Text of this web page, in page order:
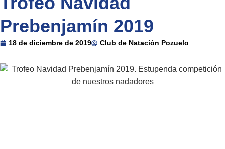
Prebenjamín 2019
18 de diciembre de 2019 Club de Natación Pozuelo